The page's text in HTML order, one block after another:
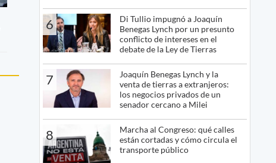
6
Di Tullio impugnó a Joaquín
Benegas Lynch por un presunto
conflicto de intereses en el
debate de la Ley de Tierras
7
Joaquín Benegas Lynch y la
venta de tierras a extranjeros:
los negocios privados de un
senador cercano a Milei
8
Marcha al Congreso: qué calles
están cortadas y cómo circula el
transporte público